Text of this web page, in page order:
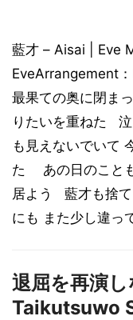
藍才 – Aisai | Eve
EveArrangement
最果ての奥に閉ま
りたいを重ねた
も見えないでいて
た あの日のこと
居よう 藍才も捨て
にも また少し違っ
退屈を再演し
Taikutsuwo